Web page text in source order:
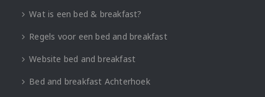
Wat is een bed & breakfast?
Regels voor een bed and breakfast
Website bed and breakfast
Bed and breakfast Achterhoek